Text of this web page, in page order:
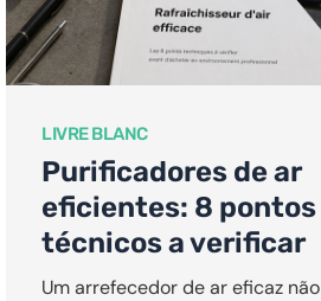
LIVRE BLANC
Purificadores de ar
eficientes: 8 pontos
técnicos a verificar
Um arrefecedor de ar eficaz não